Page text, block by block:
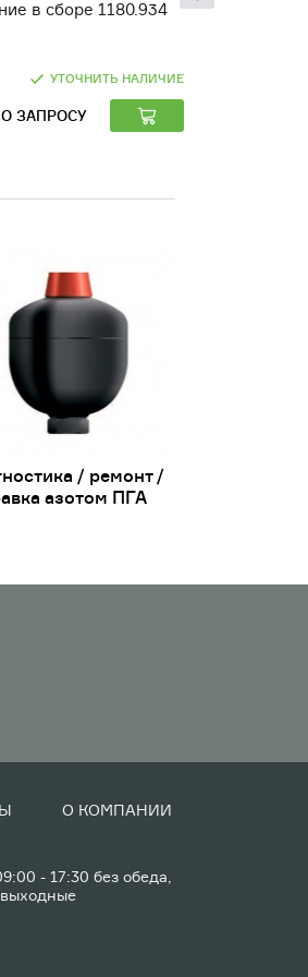
в сборе 1180.934
УТОЧНИТЬ НАЛИЧИЕ
ЗАПРОСУ
/ ремонт /
азотом ПГА
О КОМПАНИИ
- 17:30 без обеда,